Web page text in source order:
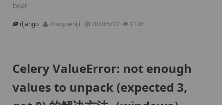
beat
django zhuoyuebiji 2020/5/22 1136
Celery ValueError: not enough
values to unpack (expected 3,